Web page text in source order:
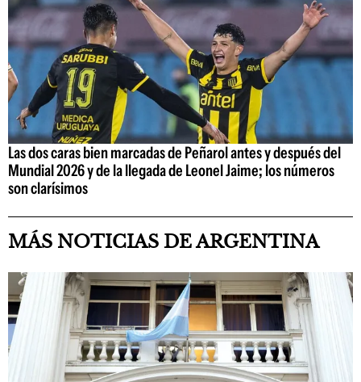
Las dos caras bien marcadas de Peñarol antes y después del
Mundial 2026 y de la llegada de Leonel Jaime; los números
son clarísimos
MÁS NOTICIAS DE ARGENTINA